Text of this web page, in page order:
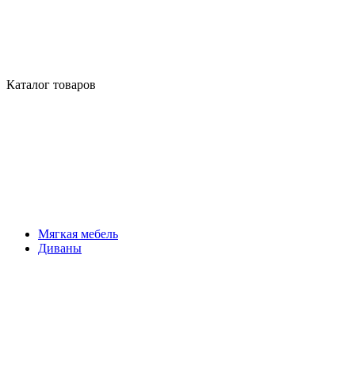
Каталог товаров
Мягкая мебель
Диваны